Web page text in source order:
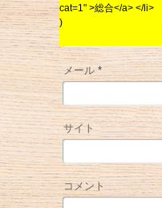
名前 *
メール*
サイト
コメント
cat=1" >総合</a> </li>
)